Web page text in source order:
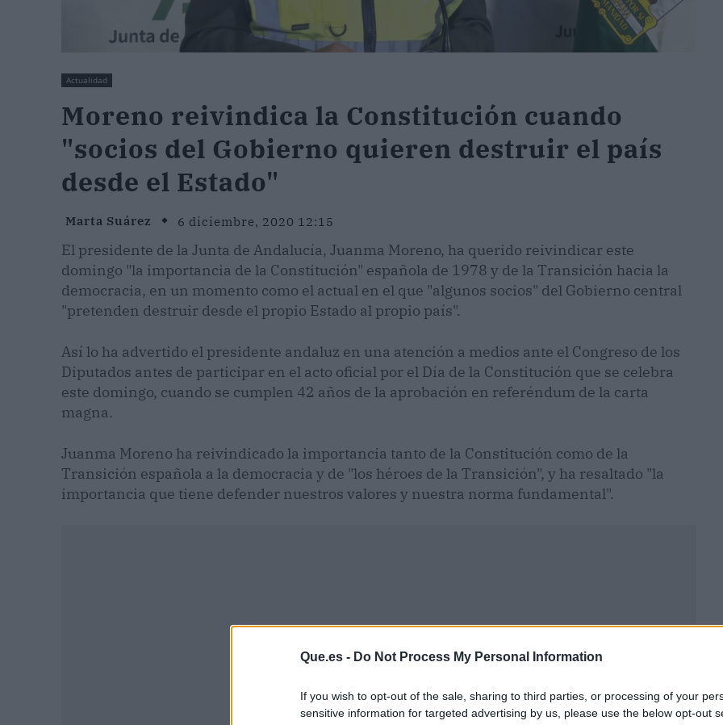
Que.es - Do Not Process My Personal Information
If you wish to opt-out of the sale, sharing to third parties, or processing of your
sensitive information for targeted advertising by us, please use the below opt-out
Actualidad
Moreno reivindica la Constitución cuando
"socios del Gobierno quieren destruir el país
desde el Estado"
Marta Suárez 6 diciembre, 2020 12:15
El presidente de la Junta de Andalucía, Juanma Moreno, ha querido reivindicar este
domingo "la importancia de la Constitución" española de 1978 y de la Transición hacia la
democracia, en un momento como el actual en el que "algunos socios" del Gobierno central
"pretenden destruir desde el propio Estado al propio país".
Así lo ha advertido el presidente andaluz en una atención a medios ante el Congreso de los
Diputados antes de participar en el acto oficial por el Día de la Constitución que se celebra
este domingo, cuando se cumplen 42 años de la aprobación en referéndum de la carta
magna.
Juanma Moreno ha reivindicado la importancia tanto de la Constitución como de la
Transición española a la democracia y de "los héroes de la Transición", y ha resaltado "la
importancia que tiene defender nuestros valores y nuestra norma fundamental".